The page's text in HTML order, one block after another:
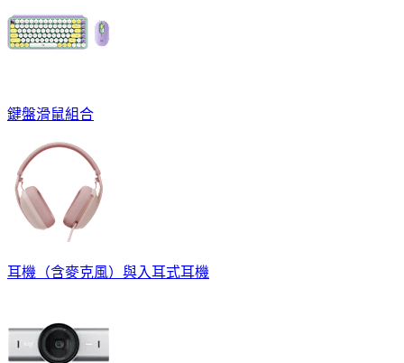
鍵盤滑鼠組合
耳機（含麥克風）與入耳式耳機